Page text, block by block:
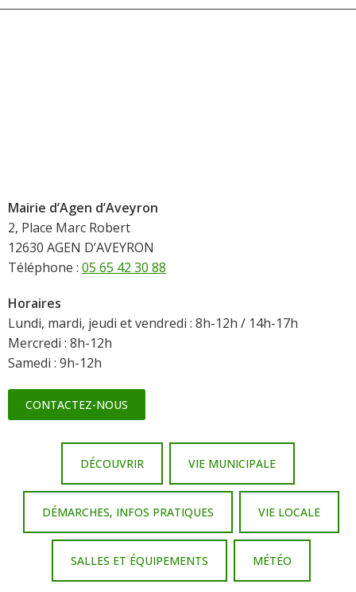
Mairie d’Agen d’Aveyron
2, Place Marc Robert
12630 AGEN D’AVEYRON
Téléphone : 05 65 42 30 88
Horaires
Lundi, mardi, jeudi et vendredi : 8h-12h / 14h-17h
Mercredi : 8h-12h
Samedi : 9h-12h
CONTACTEZ-NOUS
DÉCOUVRIR VIE MUNICIPALE
DÉMARCHES, INFOS PRATIQUES VIE LOCALE
SALLES ET ÉQUIPEMENTS MÉTÉO